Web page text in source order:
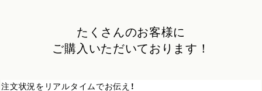
たくさんのお客様に
ご購入いただいております！
注文状況をリアルタイムでお伝え！